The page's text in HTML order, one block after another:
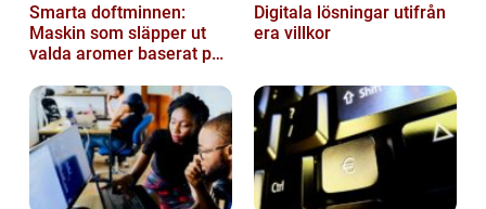
Smarta doftminnen:
Maskin som släpper ut
valda aromer baserat på
Digitala lösningar utifrån
era villkor